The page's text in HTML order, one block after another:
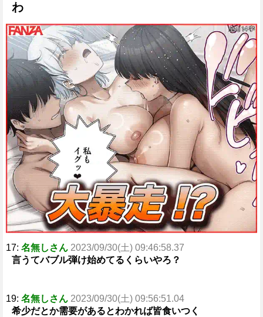
わ
17: 名無しさん 2023/09/30(土) 09:46:58.37
言うてバブル弾け始めてるくらいやろ？
19: 名無しさん 2023/09/30(土) 09:56:51.04
希少だとか需要があるとわかれば皆食いつく